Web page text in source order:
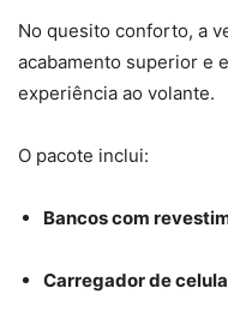
No quesito conforto, a
acabamento superior e
experiência ao volante.
O pacote inclui:
Bancos com
Carregador de